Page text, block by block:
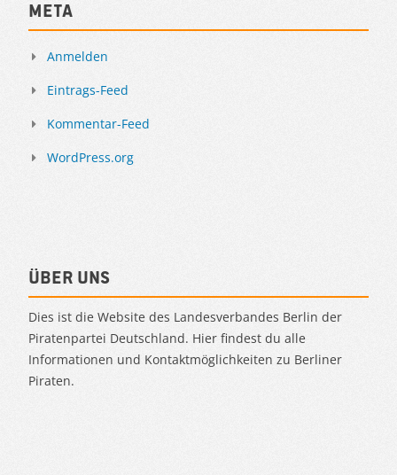
Meta
Anmelden
Eintrags-Feed
Kommentar-Feed
WordPress.org
Über uns
Dies ist die Website des Landesverbandes Berlin der
Piratenpartei Deutschland. Hier findest du alle
Informationen und Kontaktmöglichkeiten zu Berliner
Piraten.